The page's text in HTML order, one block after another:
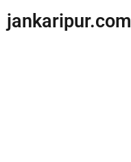
jankaripur.com